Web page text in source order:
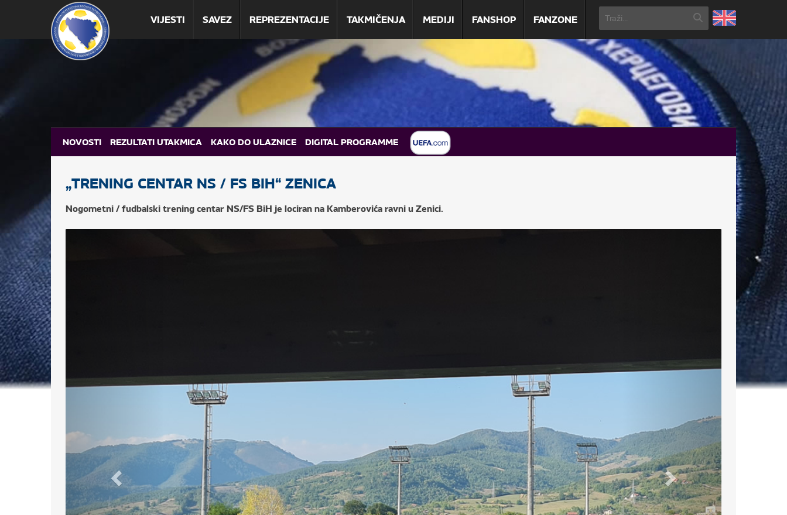
VIJESTI SAVEZ REPREZENTACIJE TAKMIČENJA MEDIJI FANSHOP FANZONE
NOVOSTI REZULTATI UTAKMICA KAKO DO ULAZNICE DIGITAL PROGRAMME
„TRENING CENTAR NS / FS BIH“ ZENICA
Nogometni / fudbalski trening centar NS/FS BiH je lociran na Kamberovića ravni u Zenici.